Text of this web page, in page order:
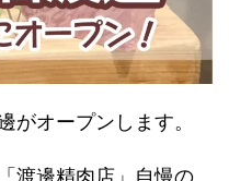
がオープンします。
渡邊精肉店」自慢の